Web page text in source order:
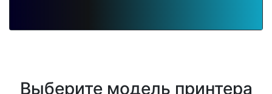
Выберите модель принтера